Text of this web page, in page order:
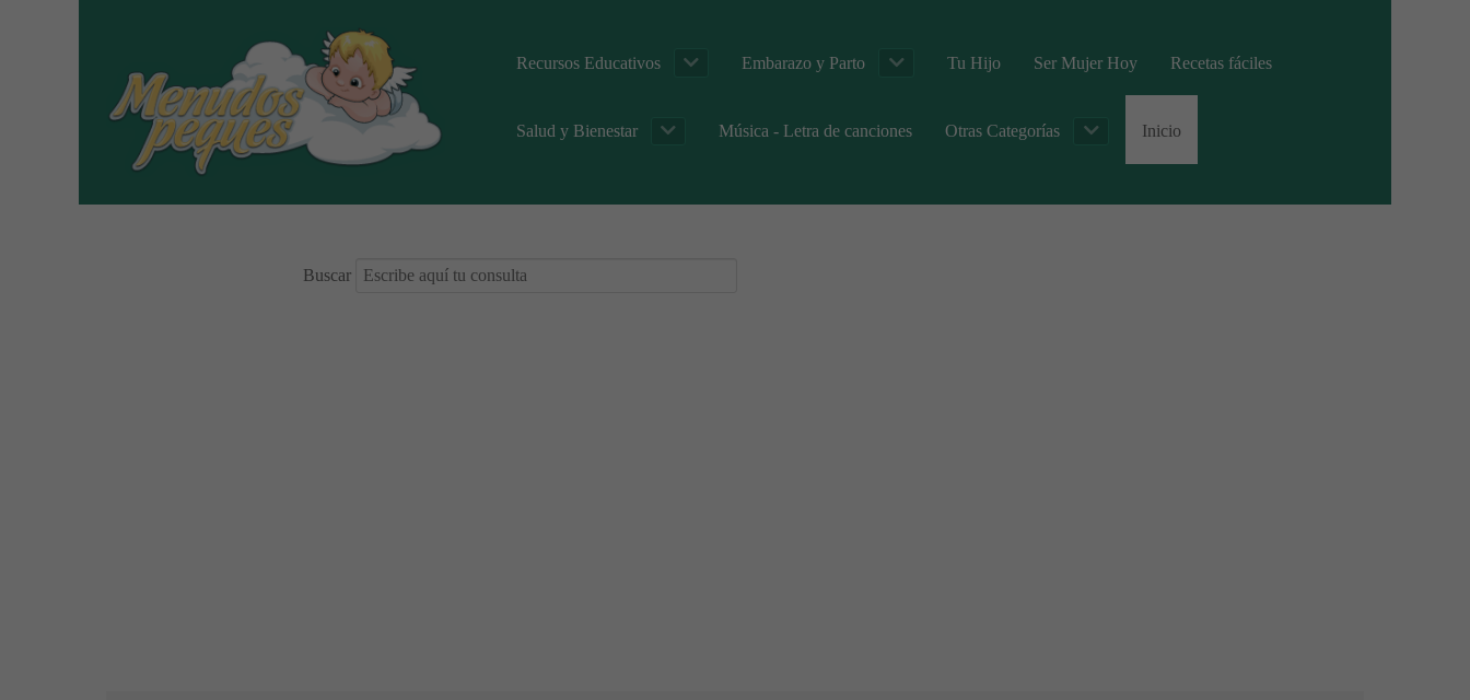
Recursos Educativos Embarazo y Parto Tu Hijo Ser Mujer Hoy Recetas fáciles
Salud y Bienestar Música - Letra de canciones Otras Categorías Inicio
Buscar